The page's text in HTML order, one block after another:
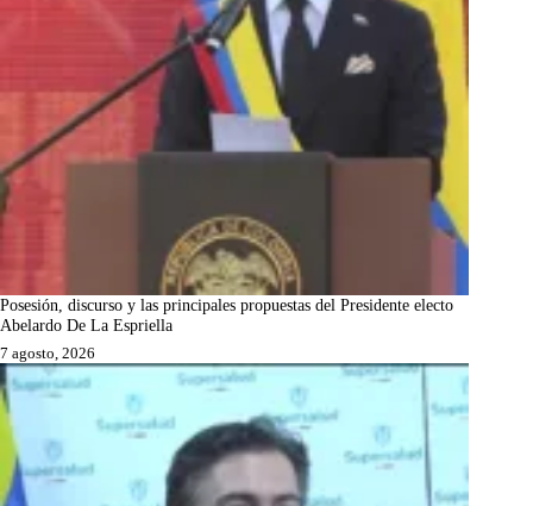
Posesión, discurso y las principales propuestas del Presidente electo
Abelardo De La Espriella
7 agosto, 2026